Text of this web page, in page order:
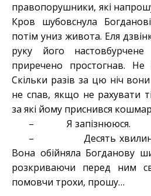
правопорушники, які
Кров шубовснула
потім униз живота. Еля
руку його
приречено простогнав.
Скільки разів за цю ніч
не спав, якщо не рахувати
за які йому приснився
– Я запізнююся.
– Десять хвилин
Вона обійняла Богданову
розкриваючи перед ним
помовчи трохи, прошу…